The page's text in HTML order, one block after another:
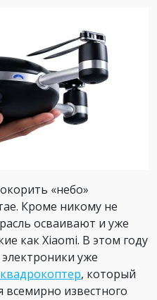
«небо»
Кроме никому не
осваивают и уже
как Xiaomi. В этом году
уже
, который
известного